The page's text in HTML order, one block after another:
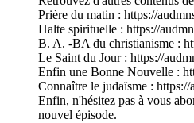
Prière du matin : https://
Halte spirituelle : https://
B. A. -BA du christianisme :
Le Saint du Jour : https://
Enfin une Bonne Nouvelle :
Connaître le judaïsme :
Enfin, n'hésitez pas à vous
nouvel épisode.